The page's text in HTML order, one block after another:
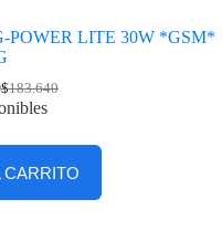
LITE 30W *GSM*
$183.640
CARRITO